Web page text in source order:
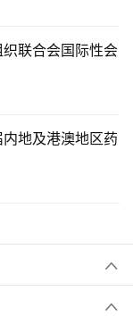
联合会国际性会
地及港澳地区药